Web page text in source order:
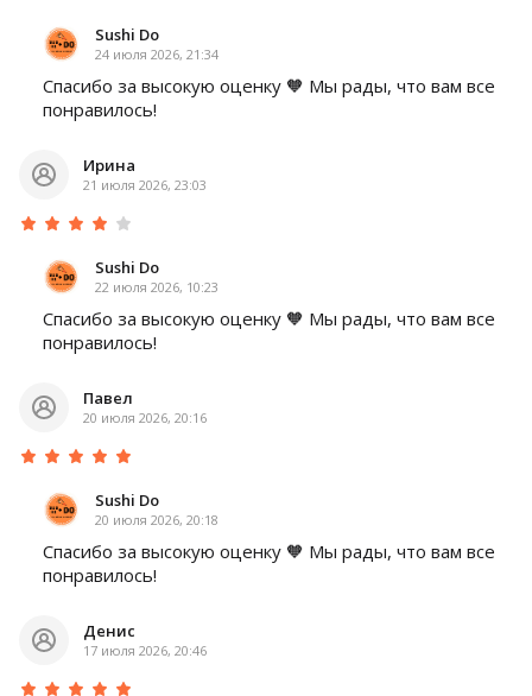
Sushi Do
24 июля 2026, 21:34
Спасибо за высокую оценку 🧡 Мы рады, что вам все
понравилось!
Ирина
21 июля 2026, 23:03
Sushi Do
22 июля 2026, 10:23
Спасибо за высокую оценку 🧡 Мы рады, что вам все
понравилось!
Павел
20 июля 2026, 20:16
Sushi Do
20 июля 2026, 20:18
Спасибо за высокую оценку 🧡 Мы рады, что вам все
понравилось!
Денис
17 июля 2026, 20:46